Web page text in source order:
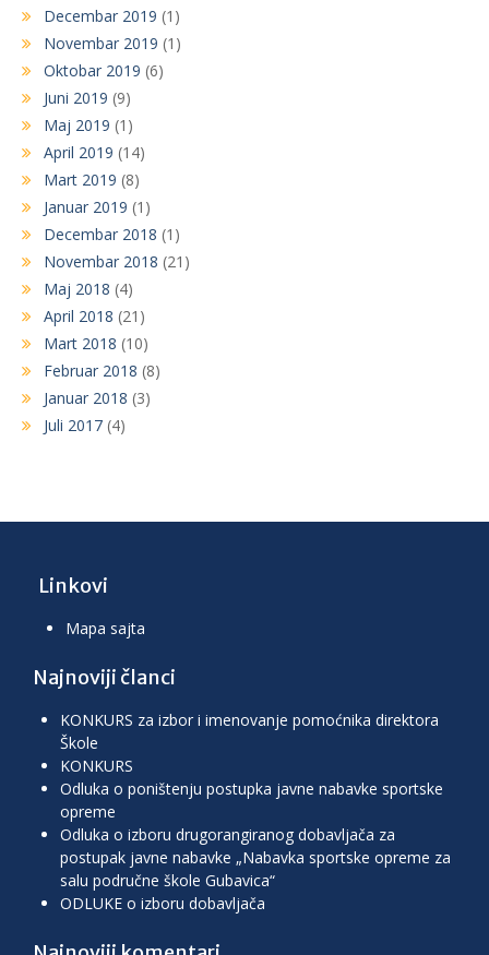
Decembar 2019 (1)
Novembar 2019 (1)
Oktobar 2019 (6)
Juni 2019 (9)
Maj 2019 (1)
April 2019 (14)
Mart 2019 (8)
Januar 2019 (1)
Decembar 2018 (1)
Novembar 2018 (21)
Maj 2018 (4)
April 2018 (21)
Mart 2018 (10)
Februar 2018 (8)
Januar 2018 (3)
Juli 2017 (4)
Linkovi
Mapa sajta
Najnoviji članci
KONKURS za izbor i imenovanje pomoćnika direktora
Škole
KONKURS
Odluka o poništenju postupka javne nabavke sportske
opreme
Odluka o izboru drugorangiranog dobavljača za
postupak javne nabavke „Nabavka sportske opreme za
salu područne škole Gubavica“
ODLUKE o izboru dobavljača